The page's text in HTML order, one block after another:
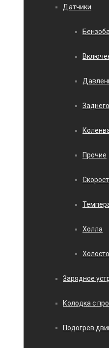
Датчики
Прочие
Холла
Зарядное
Колодка с
Подогрев